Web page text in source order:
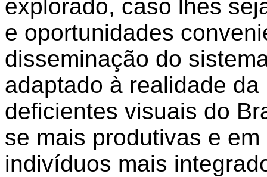
explorado, caso lhes
e oportunidades
disseminação do
adaptado à realidade
deficientes visuais do
se mais produtivas e
indivíduos mais